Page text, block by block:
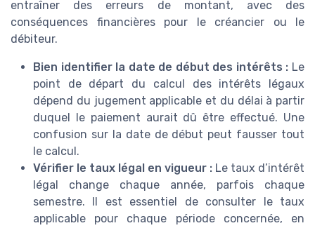
entraîner des erreurs de montant, avec des
conséquences financières pour le créancier ou le
débiteur.
Bien identifier la date de début des intérêts : Le
point de départ du calcul des intérêts légaux
dépend du jugement applicable et du délai à partir
duquel le paiement aurait dû être effectué. Une
confusion sur la date de début peut fausser tout
le calcul.
Vérifier le taux légal en vigueur : Le taux d’intérêt
légal change chaque année, parfois chaque
semestre. Il est essentiel de consulter le taux
applicable pour chaque période concernée, en